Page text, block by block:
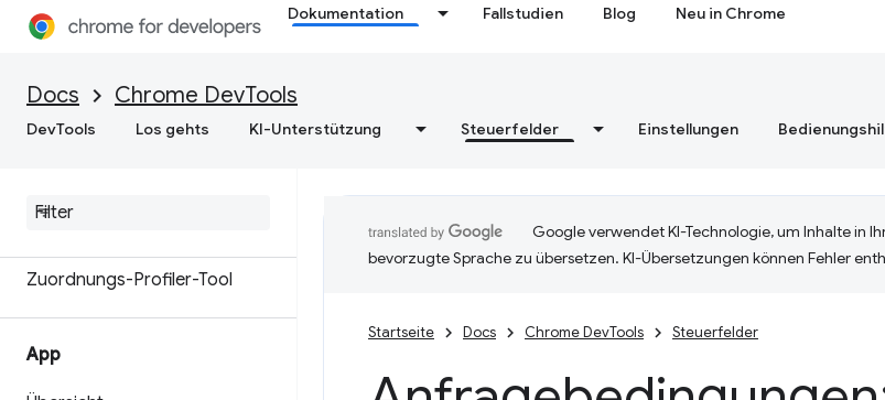
Dokumentation Fallstudien Blog Neu in Chrome
Docs Chrome DevTools
DevTools Los gehts KI-Unterstützung Steuerfelder Einstellungen
Arbeitsspeicher
Übersicht
Speicherterminologie
Zuordnungs-Profiler-Tool
App
Google verwendet KI-Technologie, um Inhalte in
bevorzugte Sprache zu übersetzen. KI-Übersetzungen können Fehler
Startseite Docs Chrome DevTools Steuerfelder